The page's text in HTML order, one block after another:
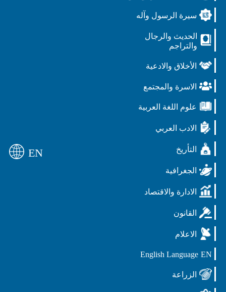
سيرة الرسول وآله
الحديث والرجال
والتراجم
الأخلاق والادعية
الاسرة والمجتمع
علوم اللغة العربية
الادب العربي
التأريخ
الجغرافية
الادارة والاقتصاد
القانون
الاعلام
EN
English Language
الزراعة
EN